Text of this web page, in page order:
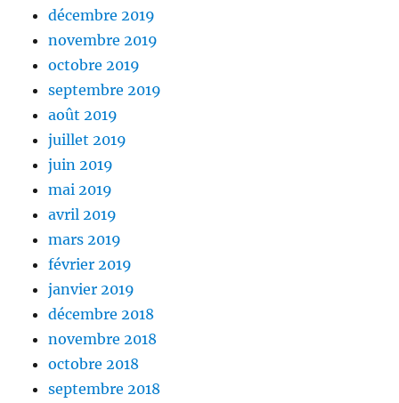
décembre 2019
novembre 2019
octobre 2019
septembre 2019
août 2019
juillet 2019
juin 2019
mai 2019
avril 2019
mars 2019
février 2019
janvier 2019
décembre 2018
novembre 2018
octobre 2018
septembre 2018